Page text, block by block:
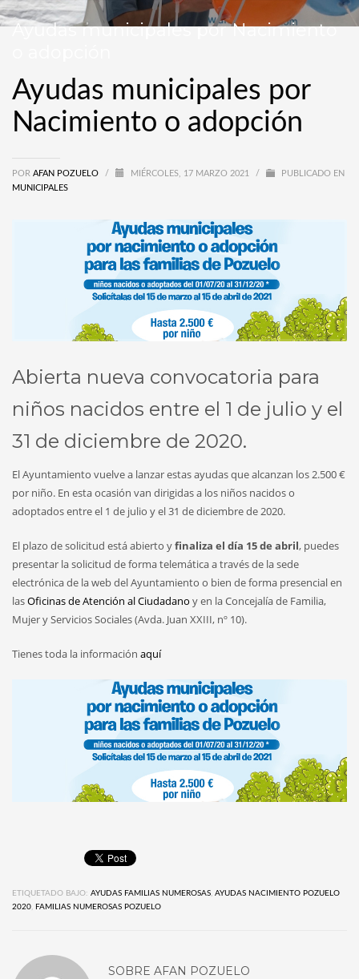
Ayudas municipales por Nacimiento
Ayudas municipales por
Nacimiento o adopción
POR AFAN POZUELO / MIÉRCOLES, 17 MARZO 2021 /
PUBLICADO EN
MUNICIPALES
Abierta nueva convocatoria para
niños nacidos entre el 1 de julio y el
31 de diciembre de 2020.
El Ayuntamiento vuelve a lanzar estas ayudas que alcanzan los 2.500 €
por niño. En esta ocasión van dirigidas a los niños nacidos o
adoptados entre el 1 de julio y el 31 de diciembre de 2020.
El plazo de solicitud está abierto yfinaliza el día 15 de abril, puedes
presentar la solicitud de forma telemática a través de la sede
electrónica de la web del Ayuntamiento o bien de forma presencial en
lasOficinas de Atención al Ciudadano y en la Concejalía de Familia,
Mujer y Servicios Sociales (Avda. Juan XXIII, nº 10).
Tienes toda la información aquí
ETIQUETADO BAJO: AYUDAS FAMILIAS NUMEROSAS AYUDAS NACIMIENTO POZUELO
2020
FAMILIAS NUMEROSAS POZUELO
SOBRE AFAN POZUELO